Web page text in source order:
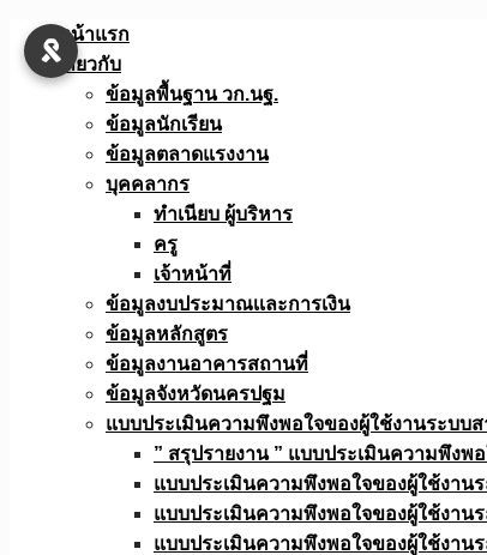
Skip
หน้าแรก
เกี่ยวกับ
ข้อมูลพื้นฐาน วก.นฐ.
ข้อมูลนักเรียน
ข้อมูลตลาดแรงงาน
บุคคลากร
ทำเนียบ ผู้บริหาร
ครู
เจ้าหน้าที่
ข้อมูลงบประมาณเเละการเงิน
ข้อมูลหลักสูตร
ข้อมูลงานอาคารสถานที่
ข้อมูลจังหวัดนครปฐม
แบบประเมินความพึงพอใจของผู้ใช้งานระบบส
” สรุปรายงาน ” แบบประเมินความพึงพ
แบบประเมินความพึงพอใจของผู้ใช้งาน
แบบประเมินความพึงพอใจของผู้ใช้งาน
แบบประเมินความพึงพอใจของผู้ใช้งาน